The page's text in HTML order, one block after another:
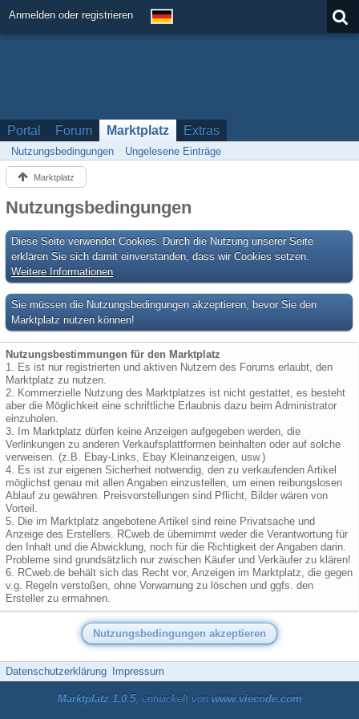
Anmelden oder registrieren
Portal Forum Marktplatz Extras
Nutzungsbedingungen Ungelesene Einträge
Marktplatz
Nutzungsbedingungen
Diese Seite verwendet Cookies. Durch die Nutzung unserer Seite
erklären Sie sich damit einverstanden, dass wir Cookies setzen.
Weitere Informationen
Sie müssen die Nutzungsbedingungen akzeptieren, bevor Sie den
Marktplatz nutzen können!
Nutzungsbestimmungen für den Marktplatz
1. Es ist nur registrierten und aktiven Nutzern des Forums erlaubt, den
Marktplatz zu nutzen.
2. Kommerzielle Nutzung des Marktplatzes ist nicht gestattet, es besteht
aber die Möglichkeit eine schriftliche Erlaubnis dazu beim Administrator
einzuholen.
3. Im Marktplatz dürfen keine Anzeigen aufgegeben werden, die
Verlinkungen zu anderen Verkaufsplattformen beinhalten oder auf solche
verweisen. (z.B. Ebay-Links, Ebay Kleinanzeigen, usw.)
4. Es ist zur eigenen Sicherheit notwendig, den zu verkaufenden Artikel
möglichst genau mit allen Angaben einzustellen, um einen reibungslosen
Ablauf zu gewähren. Preisvorstellungen sind Pflicht, Bilder wären von
Vorteil.
5. Die im Marktplatz angebotene Artikel sind reine Privatsache und
Anzeige des Erstellers. RCweb.de übernimmt weder die Verantwortung für
den Inhalt und die Abwicklung, noch für die Richtigkeit der Angaben darin.
Probleme sind grundsätzlich nur zwischen Käufer und Verkäufer zu klären!
6. RCweb.de behält sich das Recht vor, Anzeigen im Marktplatz, die gegen
v.g. Regeln verstoßen, ohne Vorwarnung zu löschen und ggfs. den
Ersteller zu ermahnen.
Datenschutzerklärung Impressum
Marktplatz 1.0.5, entwickelt von www.viecode.com